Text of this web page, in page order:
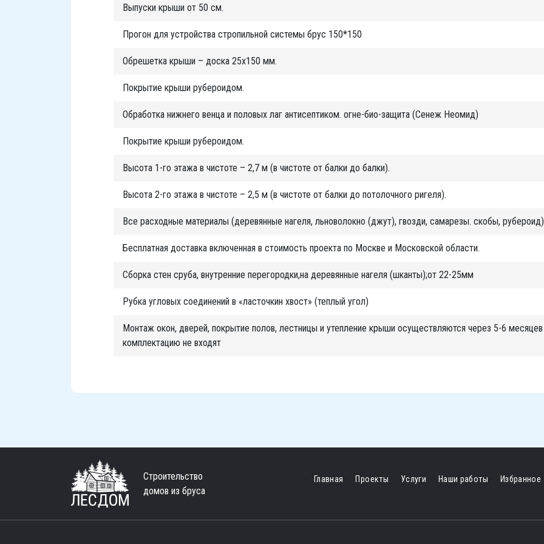
Выпуски крыши от 50 см.
Прогон для устройства стропильной системы брус 150*150
Обрешетка крыши – доска 25х150 мм.
Покрытие крыши рубероидом.
Обработка нижнего венца и половых лаг антисептиком. огне-био-защита (Сенеж Неомид)
Покрытие крыши рубероидом.
Высота 1-го этажа в чистоте – 2,7 м (в чистоте от балки до балки).
Высота 2-го этажа в чистоте – 2,5 м (в чистоте от балки до потолочного ригеля).
Все расходные материалы (деревянные нагеля, льноволокно (джут), гвозди, самарезы. скобы,
Бесплатная доставка включенная в стоимость проекта по Москве и Московской области.
Сборка стен сруба, внутренние перегородки,на деревянные нагеля (шканты);от 22-25мм
Рубка угловых соединений в «ласточкин хвост» (теплый угол)
Монтаж окон, дверей, покрытие полов, лестницы и утепление крыши осуществляются через 5-6
комплектацию не входят
Строительство
домов из бруса
Главная Проекты Услуги Наши работы Избранное